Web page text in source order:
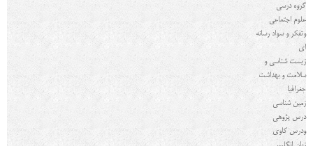
گروه درسي
علوم اجتماعی
وتفکر و سواد رسانه
ای
زیست شناسی و
سلامت و بهداشت
جغرافیا
زمین شناسی
درس پژوهی
ودرس کاوی